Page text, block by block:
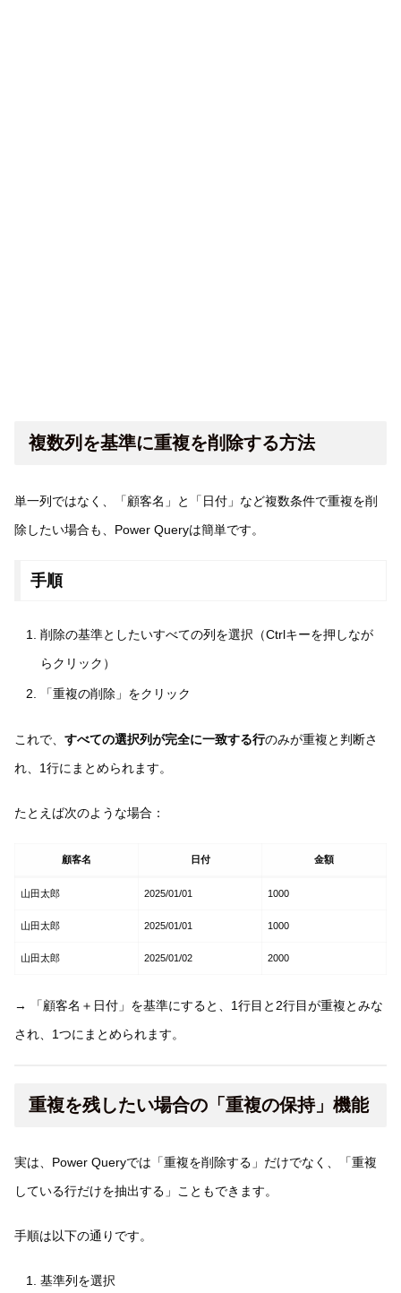
複数列を基準に重複を削除する方法
単一列ではなく、「顧客名」と「日付」など複数条件で重複を削
除したい場合も、Power Queryは簡単です。
手順
削除の基準としたいすべての列を選択（Ctrlキーを押しなが
らクリック）
「重複の削除」をクリック
これで、 すべての選択列が完全に一致する行のみが重複と判断さ
れ、1行にまとめられます。
たとえば次のような場合：
顧客名 日付 金額
山田太郎 2025/01/01 1000
山田太郎 2025/01/01 1000
山田太郎 2025/01/02 2000
→ 「顧客名＋日付」を基準にすると、1行目と2行目が重複とみな
され、1つにまとめられます。
重複を残したい場合の「重複の保持」機能
実は、Power Queryでは「重複を削除する」だけでなく、「重複
している行だけを抽出する」こともできます。
手順は以下の通りです。
基準列を選択